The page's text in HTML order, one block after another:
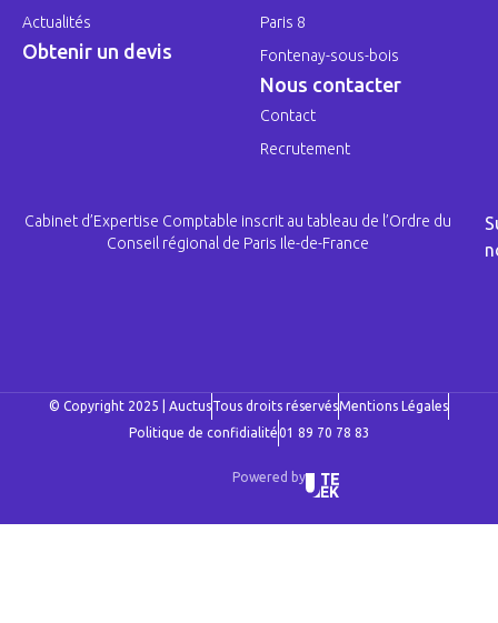
Actualités
Obtenir un devis
Paris 8
Fontenay-sous-bois
Nous contacter
Contact
Recrutement
Cabinet d’Expertise Comptable inscrit au tableau de l’Ordre du
Conseil régional de Paris Ile-de-France
© Copyright 2025 | AuctusTous droits réservésMentions Légales
Politique de confidialité01 89 70 78 83
Powered by